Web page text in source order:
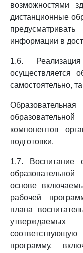
возможностями
дистанционные
информации в
1.6.
осуществляется
самостоятельно,
компонентов
подготовки.
1.7. Воспитание
основе
рабочей
плана
программу,